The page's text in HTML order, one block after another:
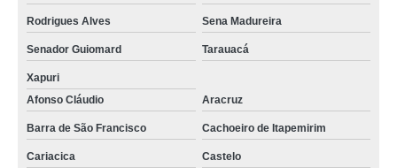
Rodrigues Alves Sena Madureira
Senador Guiomard Tarauacá
Xapuri
Afonso Cláudio
Aracruz
Barra de São Francisco Cachoeiro de Itapemirim
Cariacica Castelo